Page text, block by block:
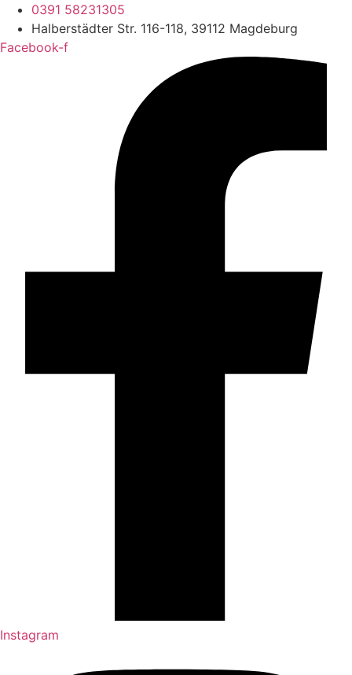
0391 58231305
Halberstädter Str. 116-118, 39112 Magdeburg
Facebook-f
Instagram